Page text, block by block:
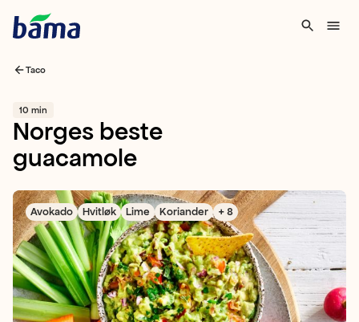
Taco
10 min
Norges beste
guacamole
Avokado Hvitløk Lime Koriander + 8